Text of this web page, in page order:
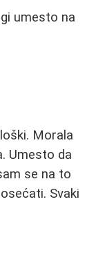
umesto na
Morala
Umesto da
se na to
Svaki